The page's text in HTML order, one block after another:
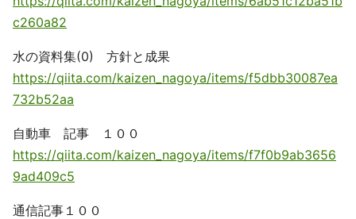
c260a82
水の資料集(0) 方針と成果
https://qiita.com/kaizen_nagoya/items/f5dbb30087ea
732b52aa
自動車 記事 １００
https://qiita.com/kaizen_nagoya/items/f7f0b9ab3656
9ad409c5
通信記事１００